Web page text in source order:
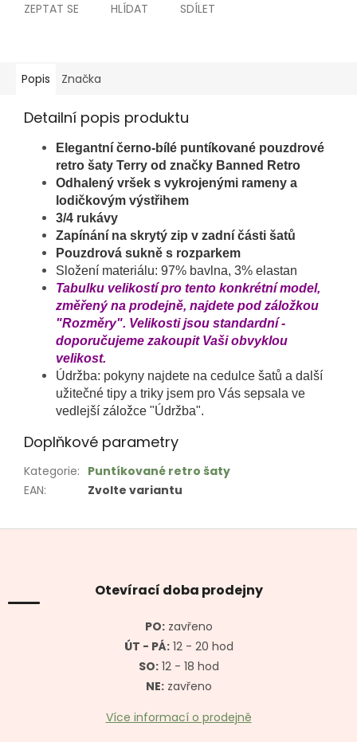
ZEPTAT SE HLÍDAT SDÍLET
Popis Značka
Detailní popis produktu
Elegantní černo-bílé puntíkované pouzdrové
retro šaty Terry od značky Banned Retro
Odhalený vršek s vykrojenými rameny a
lodičkovým výstřihem
3/4 rukávy
Zapínání na skrytý zip v zadní části šatů
Pouzdrová sukně s rozparkem
Složení materiálu: 97% bavlna, 3% elastan
Tabulku velikostí pro tento konkrétní model,
změřený na prodejně, najdete pod záložkou
"Rozměry". Velikosti jsou standardní -
doporučujeme zakoupit Vaši obvyklou
velikost.
Údržba: pokyny najdete na cedulce šatů a další
užitečné tipy a triky jsem pro Vás sepsala ve
vedlejší záložce "Údržba".
Doplňkové parametry
Kategorie: Puntíkované retro šaty
EAN: Zvolte variantu
Z
Otevírací doba prodejny
PO:zavřeno
ÚT - PÁ:12 - 20 hod
SO:12 - 18 hod
NE:zavřeno
Více informací o prodejně